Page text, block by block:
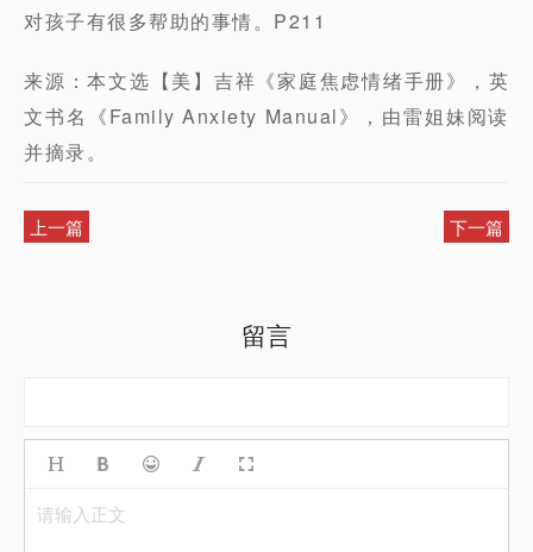
对孩子有很多帮助的事情。P211
来源：本文选【美】吉祥《家庭焦虑情绪手册》，英
文书名《Family Anxiety Manual》，由雷姐妹阅读
并摘录。
上一篇 下一篇
留言
请输入正文